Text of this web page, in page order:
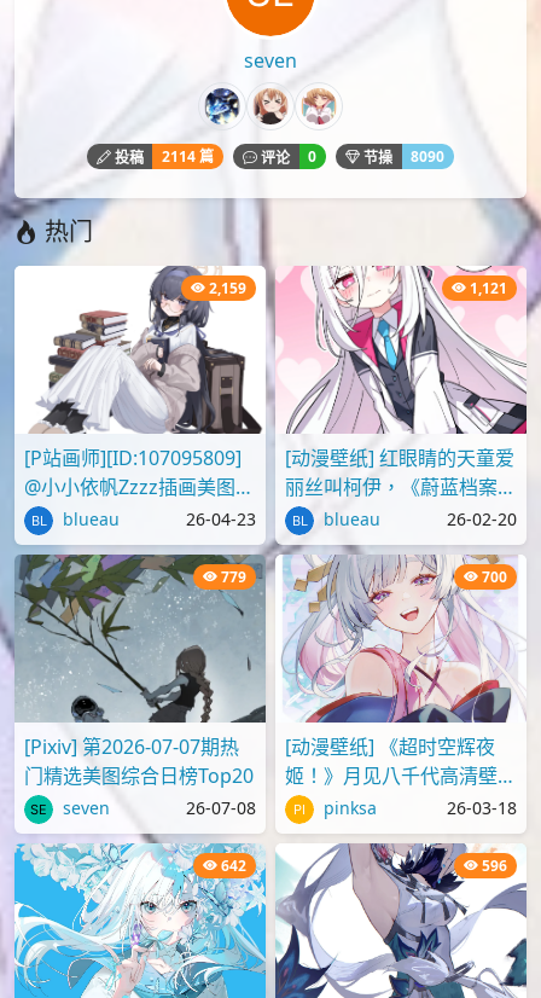
seven
投稿 2114 篇 评论 0 节操 8090
热门
2,159
[P站画师][ID:107095809]
@小小依帆Zzzz插画美图作
品推荐blueau 26-04-23
1,121
[动漫壁纸] 红眼睛的天童爱
丽丝叫柯伊，《蔚蓝档案》
壁纸图片分享
blueau 26-02-20
779
[Pixiv] 第2026-07-07期热
门精选美图综合日榜Top20
seven 26-07-08
700
[动漫壁纸] 《超时空辉夜
姬！》月见八千代高清壁纸
图片 pinksa 26-03-18
642 596